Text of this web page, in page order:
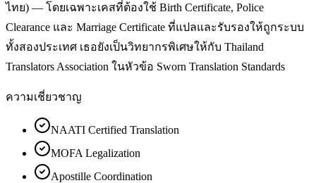
ไทย) — โดยเฉพาะเคสที่ต้องใช้ Birth Certificate, Police
Clearance และ Marriage Certificate ที่แปลและรับรองให้ถูกระบบ
ทั้งสองประเทศ เธอยังเป็นวิทยากรพิเศษให้กับ Thailand
Translators Association ในหัวข้อ Sworn Translation Standards
ความเชี่ยวชาญ
NAATI Certified Translation
MOFA Legalization
Apostille Coordination